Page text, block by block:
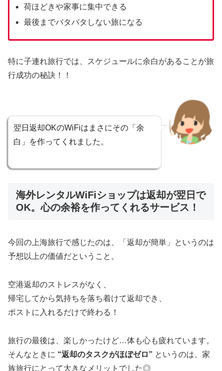
荷ほどきや家事に集中できる
最後までバタバタしない旅になる
特に子連れ旅行では、スケジュールに余白があることが旅
行成功の秘訣！！
翌日返却OKのWiFiはまさにその「余
白」を作ってくれました。
海外レンタルWiFiショップは返却が翌日で
OK。心の余裕を作ってくれるサービス！
今回の上海旅行で感じたのは、「返却が簡単」というのは
予想以上の価値だということ。
空港返却のストレスがなく、
帰宅してから気持ちを落ち着けて返却でき、
ポストに入れるだけで終わる！
旅行の最後は、楽しかったけど…体も心も疲れています。
そんなときに “返却のタスクがほぼゼロ” というのは、家
族旅行にとって大きなメリットでした◎